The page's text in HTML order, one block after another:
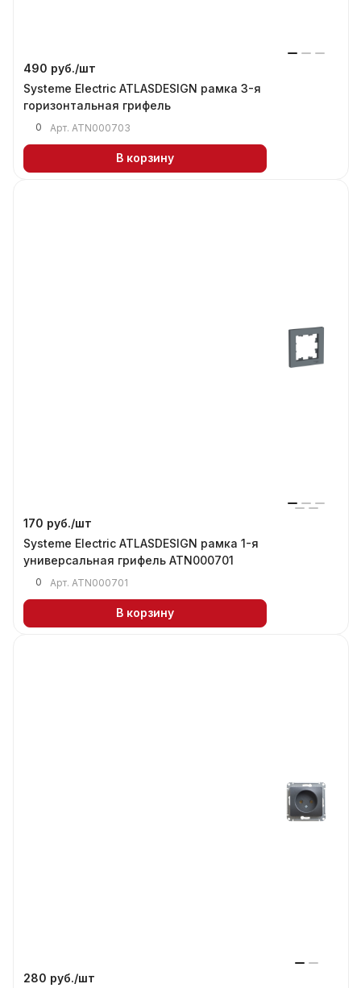
490 руб./шт
Systeme Electric ATLASDESIGN рамка 3-я
горизонтальная грифель
0 Арт. ATN000703
В корзину
170 руб./шт
Systeme Electric ATLASDESIGN рамка 1-я
универсальная грифель ATN000701
0 Арт. ATN000701
В корзину
280 руб./шт